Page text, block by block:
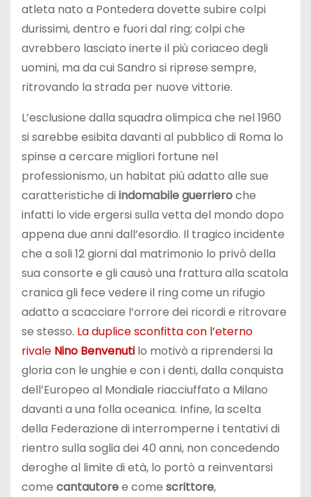
atleta nato a Pontedera dovette subire colpi
durissimi, dentro e fuori dal ring; colpi che
avrebbero lasciato inerte il più coriaceo degli
uomini, ma da cui Sandro si riprese sempre,
ritrovando la strada per nuove vittorie.
L’esclusione dalla squadra olimpica che nel 1960
si sarebbe esibita davanti al pubblico di Roma lo
spinse a cercare migliori fortune nel
professionismo, un habitat più adatto alle sue
caratteristiche diindomabile guerrieroche
infatti lo vide ergersi sulla vetta del mondo dopo
appena due anni dall’esordio. Il tragico incidente
che a soli 12 giorni dal matrimonio lo privò della
sua consorte e gli causò una frattura alla scatola
cranica gli fece vedere il ring come un rifugio
adatto a scacciare l’orrore dei ricordi e ritrovare
se stesso. La duplice sconfitta con l’eterno
rivale Nino Benvenuti lo motivò a riprendersi la
gloria con le unghie e con i denti, dalla conquista
dell’Europeo al Mondiale riacciuffato a Milano
davanti a una folla oceanica. Infine, la scelta
della Federazione di interromperne i tentativi di
rientro sulla soglia dei 40 anni, non concedendo
deroghe al limite di età, lo portò a reinventarsi
come cantautoree come scrittore,